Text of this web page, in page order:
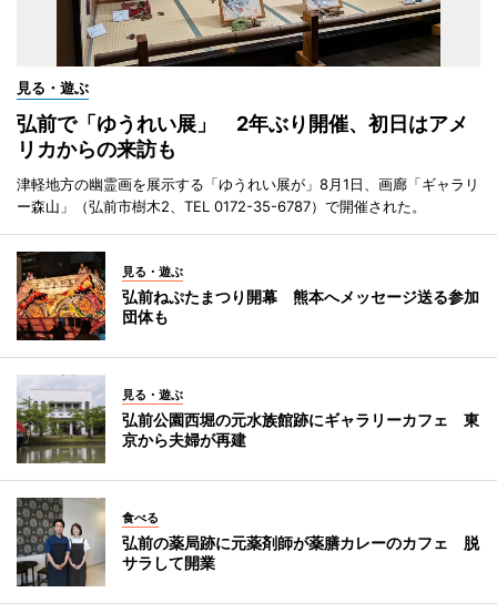
見る・遊ぶ
弘前で「ゆうれい展」 2年ぶり開催、初日はアメ
リカからの来訪も
津軽地方の幽霊画を展示する「ゆうれい展が」8月1日、画廊「ギャラリ
ー森山」（弘前市樹木2、TEL 0172-35-6787）で開催された。
見る・遊ぶ
弘前ねぷたまつり開幕 熊本へメッセージ送る参加
団体も
見る・遊ぶ
弘前公園西堀の元水族館跡にギャラリーカフェ 東
京から夫婦が再建
食べる
弘前の薬局跡に元薬剤師が薬膳カレーのカフェ 脱
サラして開業